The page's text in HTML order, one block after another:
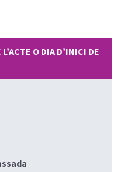
O DIA D’INICI DE